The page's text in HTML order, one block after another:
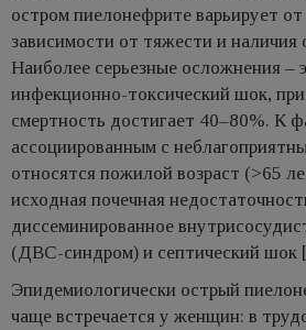
остром пиелонефрите варьирует
зависимости от тяжести и наличия
Наиболее серьезные осложнения –
инфекционно-токсический шок,
смертность достигает 40–80%. К
ассоциированным с
относятся пожилой возраст (>65
исходная почечная
диссеминированное
(ДВС-синдром) и септический шок
Эпидемиологически острый
чаще встречается у женщин: в